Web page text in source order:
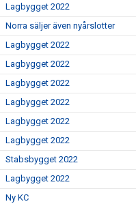
Lagbygget 2022
Norra säljer även nyårslotter
Lagbygget 2022
Lagbygget 2022
Lagbygget 2022
Lagbygget 2022
Lagbygget 2022
Lagbygget 2022
Stabsbygget 2022
Lagbygget 2022
Ny KC